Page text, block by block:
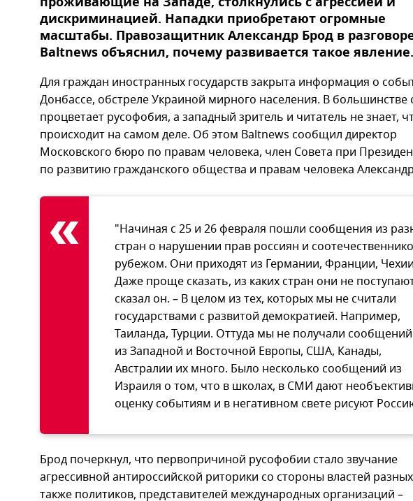
дискриминацией. Нападки приобретают огромные
масштабы. Правозащитник Александр Брод в
Baltnews объяснил, почему развивается такое явление.
Для граждан иностранных государств закрыта информация о
Донбассе, обстреле Украиной мирного населения. В большинстве
процветает русофобия, а западный зритель и читатель не знает,
происходит на самом деле. Об этом Baltnews сообщил директор
Московского бюро по правам человека, член Совета при
по развитию гражданского общества и правам человека
"Начиная с 25 и 26 февраля пошли сообщения из
стран о нарушении прав россиян и
рубежом. Они приходят из Германии, Франции,
Даже проще сказать, из каких стран они не
сказал он. – В целом из тех, которых мы не считали
государствами с развитой демократией. Например,
Таиланда, Турции. Оттуда мы не получали
из Западной и Восточной Европы, США, Канады,
Австралии их много. Было несколько сообщений из
Израиля о том, что в школах, в СМИ дают
оценку событиям и в негативном свете рисуют
Брод почеркнул, что первопричиной русофобии стало звучание
агрессивной антироссийской риторики со стороны властей
также политиков, представителей международных организаций –